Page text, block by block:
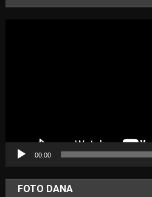
00:00
FOTO DANA